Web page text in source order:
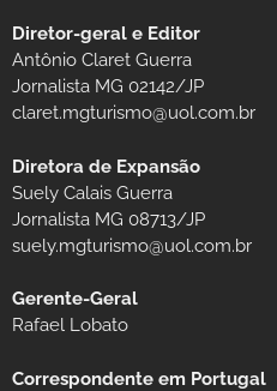
Diretor-geral e Editor
Antônio Claret Guerra
Jornalista MG 02142/JP
claret.mgturismo@uol.com.br
Diretora de Expansão
Suely Calais Guerra
Jornalista MG 08713/JP
suely.mgturismo@uol.com.br
Gerente-Geral
Rafael Lobato
Correspondente em Portugal